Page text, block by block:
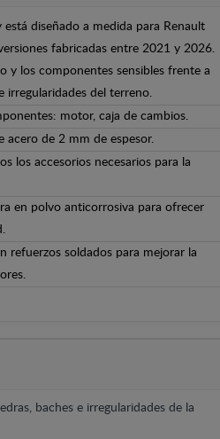
diseñado a medida para Renault
fabricadas entre 2021 y 2026.
y los componentes sensibles frente a
irregularidades del terreno.
motor, caja de cambios.
acero de 2 mm de espesor.
los accesorios necesarios para la
en polvo anticorrosiva para ofrecer
refuerzos soldados para mejorar la
baches e irregularidades de la